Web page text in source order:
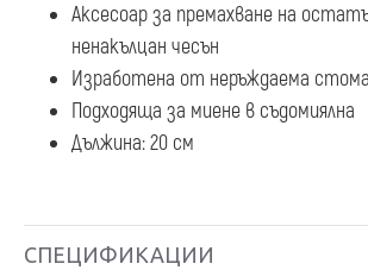
Аксесоар за премахване на
ненакълцан чесън
Изработена от неръждаема
Подходяща за миене в съдомиялна
Дължина: 20 см
СПЕЦИФИКАЦИИ